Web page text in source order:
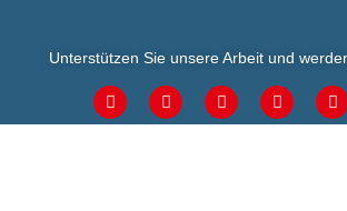
Unterstützen Sie unsere Arbeit und